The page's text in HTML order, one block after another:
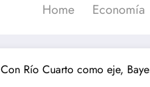
Home Economía
Con Río Cuarto como eje,